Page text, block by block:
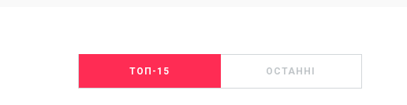
ТОП-15 ОСТАННІ